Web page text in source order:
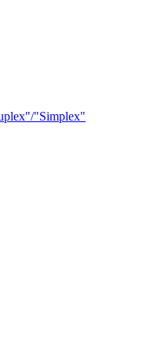
"Simplex"